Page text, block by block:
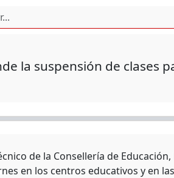
la suspensión de clases
de la Consellería de
en los centros educativos y en